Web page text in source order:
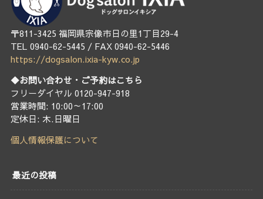
〒811-3425 福岡県宗像市日の里1丁目29-4
TEL 0940-62-5445 / FAX 0940-62-5446
https://dogsalon.ixia-kyw.co.jp
◆お問い合わせ・ご予約はこちら
フリーダイヤル 0120-947-918
営業時間: 10:00～17:00
定休日: 木.日曜日
個人情報保護について
最近の投稿